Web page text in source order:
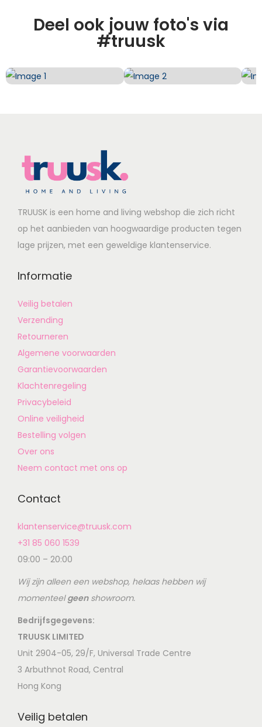
Deel ook jouw foto's via
#truusk
TRUUSK is een home and living webshop die zich richt
op het aanbieden van hoogwaardige producten tegen
lage prijzen, met een geweldige klantenservice.
Informatie
Veilig betalen
Verzending
Retourneren
Algemene voorwaarden
Garantievoorwaarden
Klachtenregeling
Privacybeleid
Online veiligheid
Bestelling volgen
Over ons
Neem contact met ons op
Contact
klantenservice@truusk.com
+31 85 060 1539
09:00 – 20:00
Wij zijn alleen een webshop, helaas hebben wij
momenteelgeenshowroom.
Bedrijfsgegevens:
TRUUSK LIMITED
Unit 2904-05, 29/F, Universal Trade Centre
3 Arbuthnot Road, Central
Hong Kong
Veilig betalen